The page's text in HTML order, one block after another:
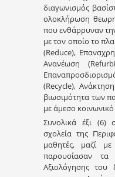
διαγωνισμός
ολοκλήρωση
που ενθάρρυναν
με τον οποίο το
(Reduce),
Ανανέωση
(Recycle),
βιωσιμότητα των
με άμεσο
Συνολικά έξι (6)
σχολεία της
μαθητές, μαζί με
παρουσίασαν
Αξιολόγησης του